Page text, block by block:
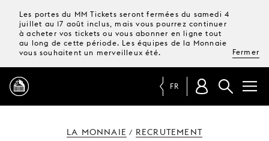
Les portes du MM Tickets seront fermées du samedi 4
juillet au 17 août inclus, mais vous pourrez continuer
à acheter vos tickets ou vous abonner en ligne tout
au long de cette période. Les équipes de la Monnaie
vous souhaitent un merveilleux été.
Fermer
FR
LA MONNAIE / RECRUTEMENT